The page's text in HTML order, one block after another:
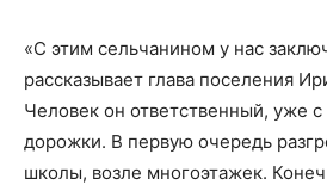
«С этим сельчанином у нас
рассказывает глава поселения
Человек он ответственный, уже с
дорожки. В первую очередь
школы, возле многоэтажек.